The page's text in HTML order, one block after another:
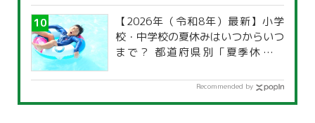
【2026年（令和8年）最新】小学
校・中学校の夏休みはいつからいつ
まで？ 都道府県別「夏季休暇一
Recommended by